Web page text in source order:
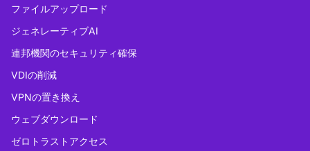
ファイルアップロード
ジェネレーティブAI
連邦機関のセキュリティ確保
VDIの削減
VPNの置き換え
ウェブダウンロード
ゼロトラストアクセス